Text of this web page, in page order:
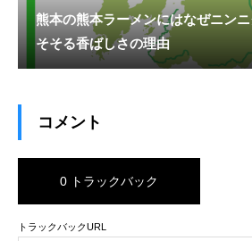
熊本の熊本ラーメンにはなぜニン
そそる香ばしさの理由
コメント
0 トラックバック
トラックバックURL